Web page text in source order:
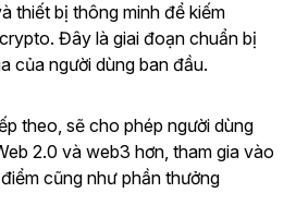
thiết bị thông minh để kiếm
Đây là giai đoạn chuẩn bị
của người dùng ban đầu.
theo, sẽ cho phép người dùng
2.0 và web3 hơn, tham gia vào
cũng như phần thưởng